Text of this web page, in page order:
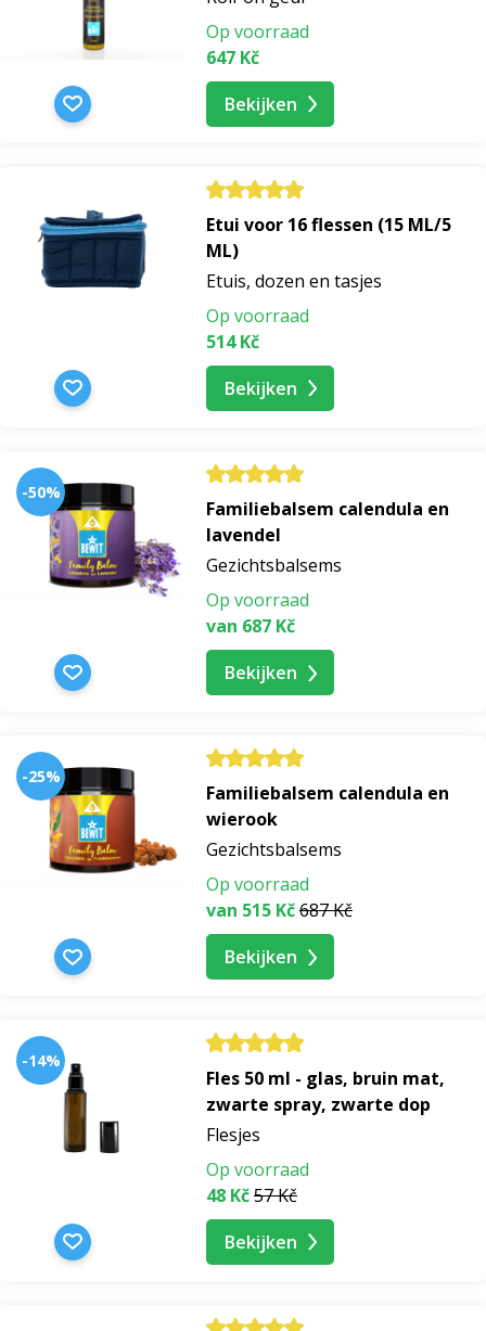
Op voorraad
647 Kč
Bekijken
Etui voor 16 flessen (15 ML/5
ML)
Etuis, dozen en tasjes
Op voorraad
514 Kč
Bekijken
-50%
Familiebalsem calendula en
lavendel
Gezichtsbalsems
Op voorraad
van 687 Kč
Bekijken
-25%
Familiebalsem calendula en
wierook
Gezichtsbalsems
Op voorraad
van 515 Kč687 Kč
Bekijken
-14%
Fles 50 ml - glas, bruin mat,
zwarte spray, zwarte dop
Flesjes
Op voorraad
48 Kč57 Kč
Bekijken